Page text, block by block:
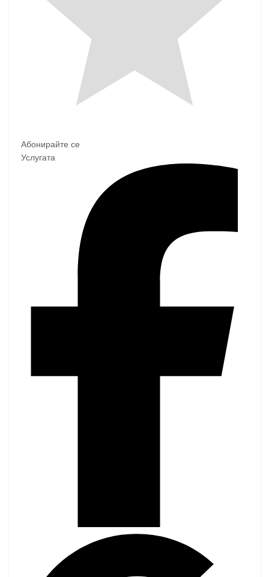
Абонирайте се
Услугата